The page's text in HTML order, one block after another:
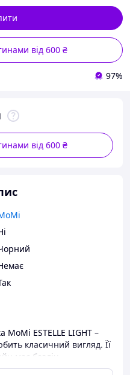
від 600 ₴
97%
від 600 ₴
MoMi ESTELLE LIGHT –
класичний вигляд. Її
має безліч
налаштування ідеально